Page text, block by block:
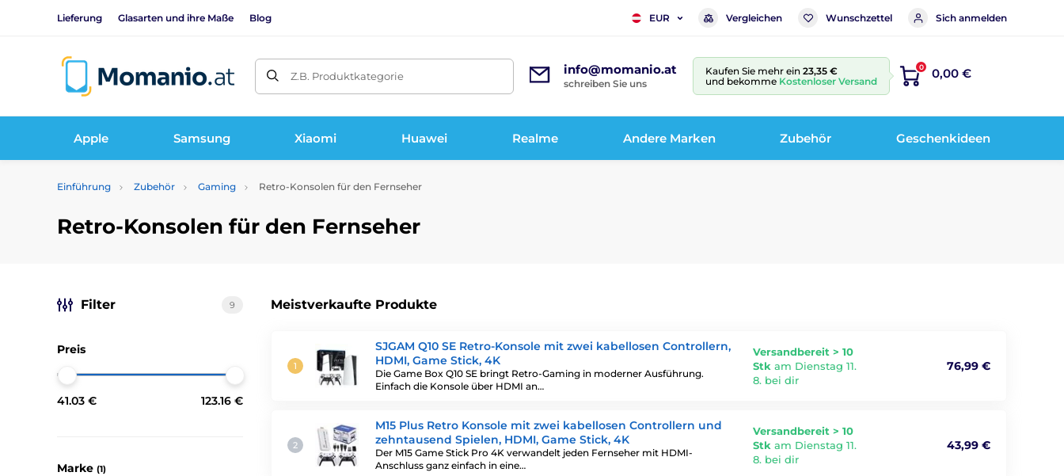
Lieferung Glasarten und ihre Maße Blog EUR Vergleichen Wunschzettel Sich anmelden
Z.B. Produktkategorie info@momanio.at
schreiben Sie uns
Kaufen Sie mehr ein 23,35 €
und bekomme Kostenloser Versand
0 0,00 €
Apple Samsung Xiaomi Huawei Realme Andere Marken Zubehör Geschenkideen
Einführung Zubehör Gaming Retro-Konsolen für den Fernseher
Retro-Konsolen für den Fernseher
Meistverkaufte Produkte
SJGAM Q10 SE Retro-Konsole mit zwei kabellosen Controllern,
HDMI, Game Stick, 4K
Die Game Box Q10 SE bringt Retro-Gaming in moderner Ausführung.
Einfach die Konsole über HDMI an…
Versandbereit > 10
Stk am Dienstag 11.
8. bei dir
76,99 €
M15 Plus Retro Konsole mit zwei kabellosen Controllern und
zehntausend Spielen, HDMI, Game Stick, 4K
Der M15 Game Stick Pro 4K verwandelt jeden Fernseher mit HDMI-
Anschluss ganz einfach in eine…
Versandbereit > 10
Stk am Dienstag 11.
8. bei dir
43,99 €
Filter 9
Preis
41.03 € 123.16 €
Marke (1)